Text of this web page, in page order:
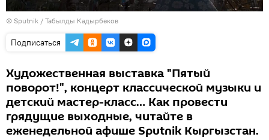
© Sputnik / Табылды Кадырбеков
Подписаться
Художественная выставка "Пятый
поворот!", концерт классической музыки и
детский мастер-класс… Как провести
грядущие выходные, читайте в
еженедельной афише Sputnik Кыргызстан.